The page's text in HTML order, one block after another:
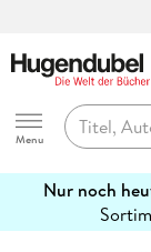
Hugendubel
Menu
Nur noch
erfahren